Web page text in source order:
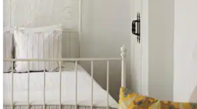
pomocą klawiszy strzałek w górę i w dół lub